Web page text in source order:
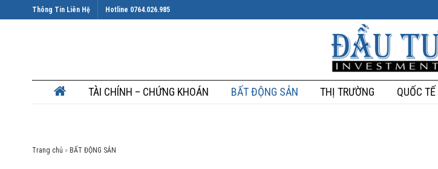
Thông Tin Liên Hệ Hotline 0764.026.985
TÀI CHÍNH – CHỨNG KHOÁN BẤT ĐỘNG SẢN THỊ TRƯỜNG QUỐC TẾ
Trang chủ »